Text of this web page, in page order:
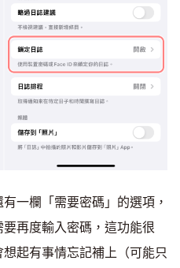
一欄「需要密碼」的選項，
再度輸入密碼，這功能很
起有事情忘記補上（可能只